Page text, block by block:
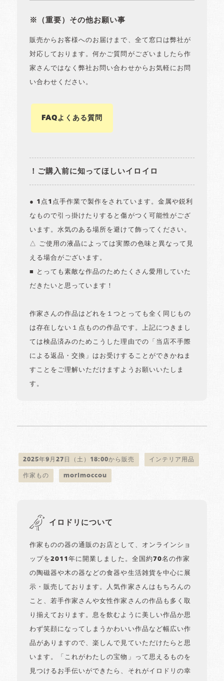
※（重要）その他お願い事
販売からお客様へのお届けまで、全て窓口は弊社が
対応しております。何かご質問がございましたら作
家さんではなく弊社お問い合わせからお気軽にお問
い合わせください。
FAQよくある質問
！ご購入前に知ってほしいイロイロ
● 1点1点手作業で製作をされています。金属や鋭利
なもので引っ掛けたりすると傷がつく可能性がござ
います。水気のある場所を避けて飾ってください。
△ ご使用の液晶によっては実際の色味と異なって見
える場合がございます。
■ とっても素敵な作品のためたくさん愛用していた
だきたいと思っています！
作家さんの作品はどれを１つとっても全く同じもの
は存在しない１点ものの作品です。上記につきまし
ては検品済みのためこうした理由での「当店不手際
による返品・交換」はお受けすることができかねま
すことをご理解いただけますようお願いいたしま
す。
2025年9月27日（土）18:00から販売 インテリア用品
作家もの morimoccou
イロドリについて
作家ものの器の通販のお店として、オンラインショ
ップを2011年に開業しました。全国約70名の作家
の陶磁器や木の器などの食器や生活雑貨を中心に展
示・販売しております。人気作家さんはもちろんの
こと、若手作家さんや女性作家さんの作品も多く取
り揃えております。息を飲むように美しい作品か思
わず笑顔になってしまうかわいい作品など幅広い作
品がありますので、楽しんで見ていただけたらと思
います。「これがわたしの宝物」って思えるものを
見つけるお手伝いができたら、それがイロドリの幸